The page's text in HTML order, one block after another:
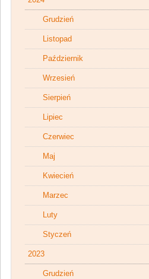
Grudzień
Listopad
Październik
Wrzesień
Sierpień
Lipiec
Czerwiec
Maj
Kwiecień
Marzec
Luty
Styczeń
2023
Grudzień